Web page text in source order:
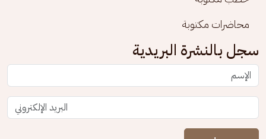
محاضرات مكتوبة
سجل بالنشرة البريدية